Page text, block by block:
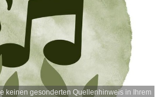
keinen gesonderten Quellenhinweis in Ihrem